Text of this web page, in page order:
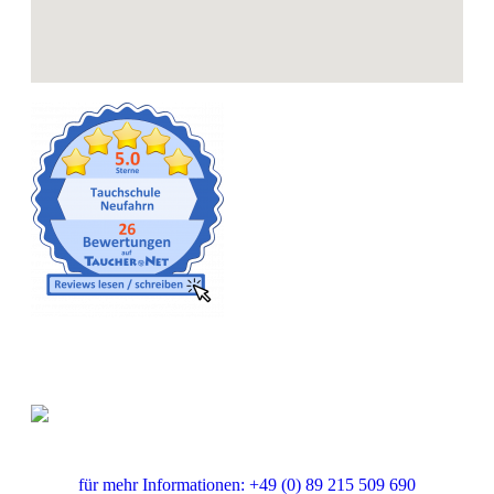
für mehr Informationen: +49 (0) 89 215 509 690